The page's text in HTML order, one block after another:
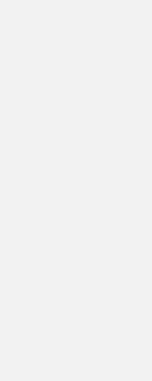
谈论什么》